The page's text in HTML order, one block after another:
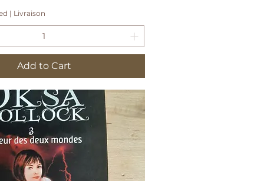
| Livraison
Add to Cart